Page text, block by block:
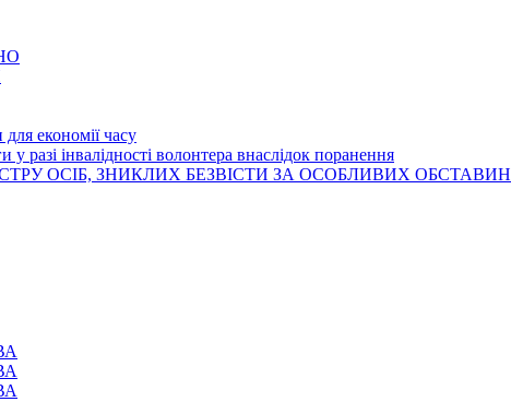
економії часу
разі інвалідності волонтера внаслідок поранення
ОСІБ, ЗНИКЛИХ БЕЗВІСТИ ЗА ОСОБЛИВИХ ОБСТАВИН